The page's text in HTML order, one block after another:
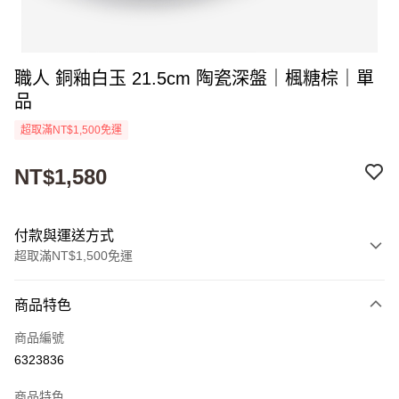
職人 銅釉白玉 21.5cm 陶瓷深盤｜楓糖棕｜單
品
超取滿NT$1,500免運
NT$1,580
付款與運送方式
超取滿NT$1,500免運
信用卡一次付款
超商取貨付款
商品特色
商品編號
6323836